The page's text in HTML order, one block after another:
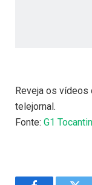
Reveja os vídeos
telejornal.
Fonte: G1